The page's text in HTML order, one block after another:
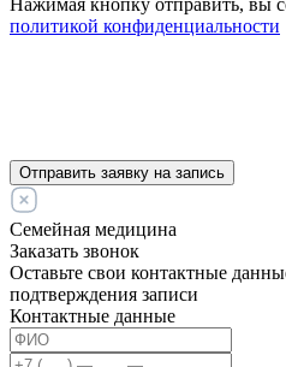
политикой конфиденциальности
Отправить заявку на запись
Семейная медицина
Заказать звонок
Оставьте свои контактные
подтверждения записи
Контактные данные